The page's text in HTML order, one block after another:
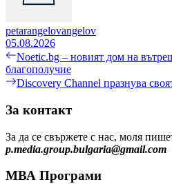
petarangelovangelov
05.08.2026
Навигация
Previous
post:
Noetic.bg – новият дом на
благополучие
Next
Discovery Channel празнува
За контакт
За да се свържете с нас, моля
p.media.group.bulgaria@gmail.com
МВА Програми